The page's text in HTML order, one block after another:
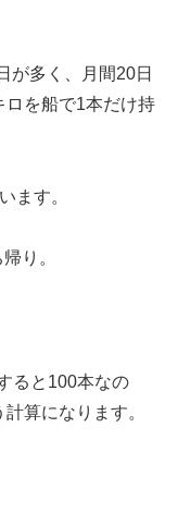
が多く、月間20日
ロを船で1本だけ持
ます。
り。
ると100本なの
計算になります。